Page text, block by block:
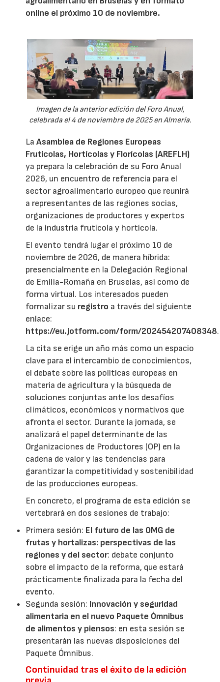
online el próximo 10 de noviembre.
Imagen de la anterior edición del Foro Anual,
celebrada el 4 de noviembre de 2025 en Almería.
LaAsamblea de Regiones Europeas
Frutícolas, Hortícolas y Florícolas (AREFLH)
ya prepara la celebración de su Foro Anual
2026, un encuentro de referencia para el
sector agroalimentario europeo que reunirá
a representantes de las regiones socias,
organizaciones de productores y expertos
de la industria frutícola y hortícola.
El evento tendrá lugar el próximo 10 de
noviembre de 2026, de manera híbrida:
presencialmente en la Delegación Regional
de Emilia-Romaña en Bruselas, así como de
forma virtual. Los interesados pueden
formalizar su registro a través del siguiente
enlace:
https://eu.jotform.com/form/202454207408348.
La cita se erige un año más como un espacio
clave para el intercambio de conocimientos,
el debate sobre las políticas europeas en
materia de agricultura y la búsqueda de
soluciones conjuntas ante los desafíos
climáticos, económicos y normativos que
afronta el sector. Durante la jornada, se
analizará el papel determinante de las
Organizaciones de Productores (OP) en la
cadena de valor y las tendencias para
garantizar la competitividad y sostenibilidad
de las producciones europeas.
En concreto, el programa de esta edición se
vertebrará en dos sesiones de trabajo:
Primera sesión: El futuro de las OMG de
frutas y hortalizas: perspectivas de las
regiones y del sector: debate conjunto
sobre el impacto de la reforma, que estará
prácticamente finalizada para la fecha del
evento.
Segunda sesión: Innovación y seguridad
alimentaria en el nuevo Paquete Ómnibus
de alimentos y piensos: en esta sesión se
presentarán las nuevas disposiciones del
Paquete Ómnibus.
Continuidad tras el éxito de la edición